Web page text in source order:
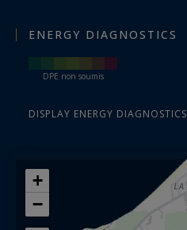
ENERGY DIAGNOSTICS
DPE non soumis
DISPLAY ENERGY DIAGNOSTICS
+
−